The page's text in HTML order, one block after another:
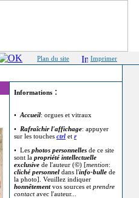
Plan du site Imprimer
Informations :
• Accueil: orgues et vitraux
• Rafraîchir l'affichage: appuyer
sur les touches ctrl et r
• Les photos personnelles de ce site
sont la propriété intellectuelle
exclusive de l'auteur (©) [mention:
cliché personnel dans l'info-bulle de
la photo]. Veuillez indiquer
honnêtementvos sources et prendre
contactavec l'auteur...